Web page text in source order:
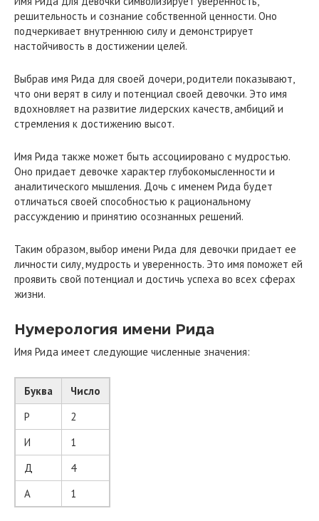
решительность и сознание собственной ценности. Оно
подчеркивает внутреннюю силу и демонстрирует
настойчивость в достижении целей.
Выбрав имя Рида для своей дочери, родители показывают,
что они верят в силу и потенциал своей девочки. Это имя
вдохновляет на развитие лидерских качеств, амбиций и
стремления к достижению высот.
Имя Рида также может быть ассоциировано с мудростью.
Оно придает девочке характер глубокомысленности и
аналитического мышления. Дочь с именем Рида будет
отличаться своей способностью к рациональному
рассуждению и принятию осознанных решений.
Таким образом, выбор имени Рида для девочки придает ее
личности силу, мудрость и уверенность. Это имя поможет ей
проявить свой потенциал и достичь успеха во всех сферах
жизни.
Нумерология имени Рида
Имя Рида имеет следующие численные значения:
Буква
Число
Р
2
И
1
Д
4
А
1